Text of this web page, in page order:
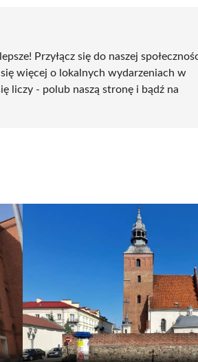
Przyłącz się do naszej
więcej o lokalnych wydarzeniach w
liczy - polub naszą stronę i bądź na